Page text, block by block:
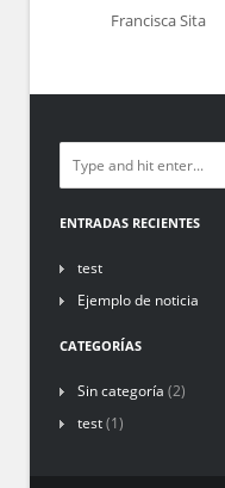
Francisca Sita
ENTRADAS RECIENTES
test
Ejemplo de noticia
CATEGORÍAS
Sin categoría (2)
test(1)